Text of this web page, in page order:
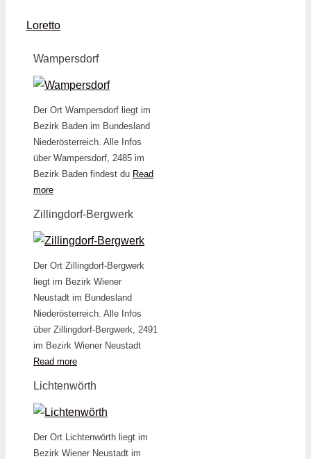
Loretto
Wampersdorf
Der Ort Wampersdorf liegt im
Bezirk Baden im Bundesland
Niederösterreich. Alle Infos
über Wampersdorf, 2485 im
Bezirk Baden findest du Read
more
Zillingdorf-Bergwerk
Der Ort Zillingdorf-Bergwerk
liegt im Bezirk Wiener
Neustadt im Bundesland
Niederösterreich. Alle Infos
über Zillingdorf-Bergwerk, 2491
im Bezirk Wiener Neustadt
Read more
Lichtenwörth
Der Ort Lichtenwörth liegt im
Bezirk Wiener Neustadt im